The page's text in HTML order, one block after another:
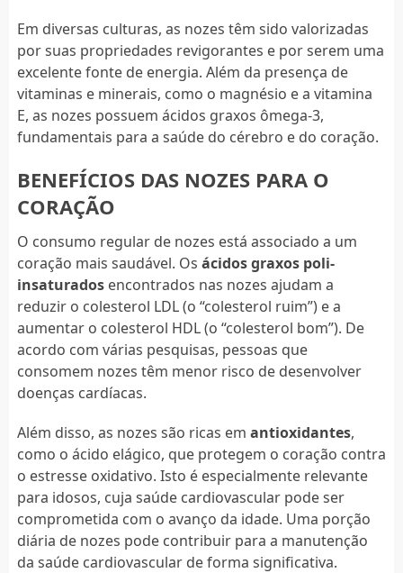
Em diversas culturas, as nozes têm sido valorizadas
por suas propriedades revigorantes e por serem uma
excelente fonte de energia. Além da presença de
vitaminas e minerais, como o magnésio e a vitamina
E, as nozes possuem ácidos graxos ômega-3,
fundamentais para a saúde do cérebro e do coração.
BENEFÍCIOS DAS NOZES PARA O
CORAÇÃO
O consumo regular de nozes está associado a um
coração mais saudável. Os ácidos graxos poli-
insaturadosencontrados nas nozes ajudam a
reduzir o colesterol LDL (o “colesterol ruim”) e a
aumentar o colesterol HDL (o “colesterol bom”). De
acordo com várias pesquisas, pessoas que
consomem nozes têm menor risco de desenvolver
doenças cardíacas.
Além disso, as nozes são ricas em antioxidantes,
como o ácido elágico, que protegem o coração contra
o estresse oxidativo. Isto é especialmente relevante
para idosos, cuja saúde cardiovascular pode ser
comprometida com o avanço da idade. Uma porção
diária de nozes pode contribuir para a manutenção
da saúde cardiovascular de forma significativa.